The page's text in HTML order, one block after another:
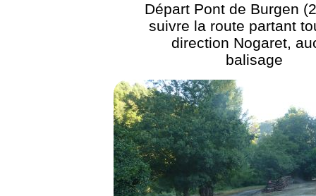
Départ Pont de Burgen
suivre la route partant
direction Nogaret,
balisage